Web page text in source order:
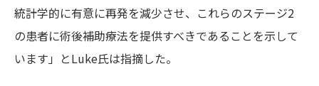
統計学的に有意に再発を減少させ、これらのステージ2
の患者に術後補助療法を提供すべきであることを示して
います」とLuke氏は指摘した。